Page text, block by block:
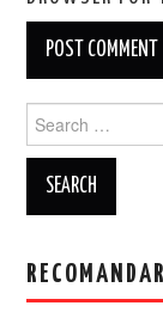
for:
RECOMANDARI